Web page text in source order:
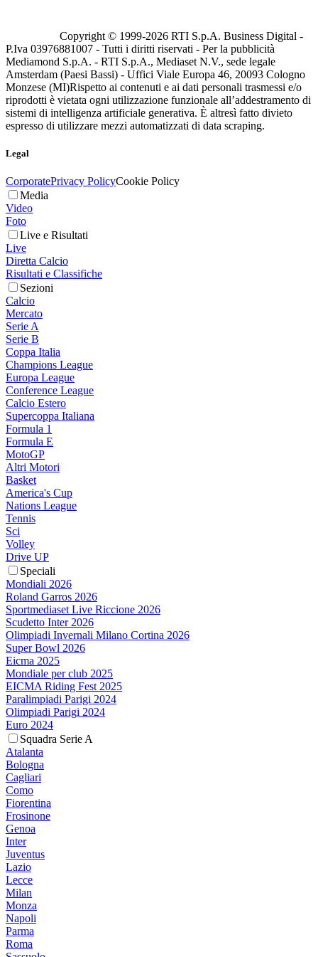
Copyright © 1999-2026 RTI S.p.A. Business Digital -
P.Iva 03976881007 - Tutti i diritti riservati - Per la pubblicità
Mediamond S.p.A. - RTI S.p.A., Mediaset N.V., sede legale
Amsterdam (Paesi Bassi) - Uffici Viale Europa 46, 20093 Cologno
Monzese (MI)Rispetto ai contenuti e ai dati personali trasmessi e/o
riprodotti è vietata ogni utilizzazione funzionale all’addestramento di
sistemi di intelligenza artificiale generativa. È altresì fatto divieto
espresso di utilizzare mezzi automatizzati di data scraping.
Legal
CorporatePrivacy PolicyCookie Policy
Media
Video
Foto
Live e Risultati
Live
Diretta Calcio
Risultati e Classifiche
Sezioni
Calcio
Mercato
Serie A
Serie B
Coppa Italia
Champions League
Europa League
Conference League
Calcio Estero
Supercoppa Italiana
Formula 1
Formula E
MotoGP
Altri Motori
Basket
America's Cup
Nations League
Tennis
Sci
Volley
Drive UP
Speciali
Mondiali 2026
Roland Garros 2026
Sportmediaset Live Riccione 2026
Scudetto Inter 2026
Olimpiadi Invernali Milano Cortina 2026
Super Bowl 2026
Eicma 2025
Mondiale per club 2025
EICMA Riding Fest 2025
Paralimpiadi Parigi 2024
Olimpiadi Parigi 2024
Euro 2024
Squadra Serie A
Atalanta
Bologna
Cagliari
Como
Fiorentina
Frosinone
Genoa
Inter
Juventus
Lazio
Lecce
Milan
Monza
Napoli
Parma
Roma